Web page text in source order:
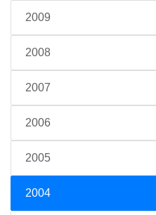
2009
2008
2007
2006
2005
2004